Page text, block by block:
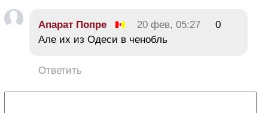
Апарат Попре 20 фев, 05:27
0
Але их из Одеси в ченобль
Ответить